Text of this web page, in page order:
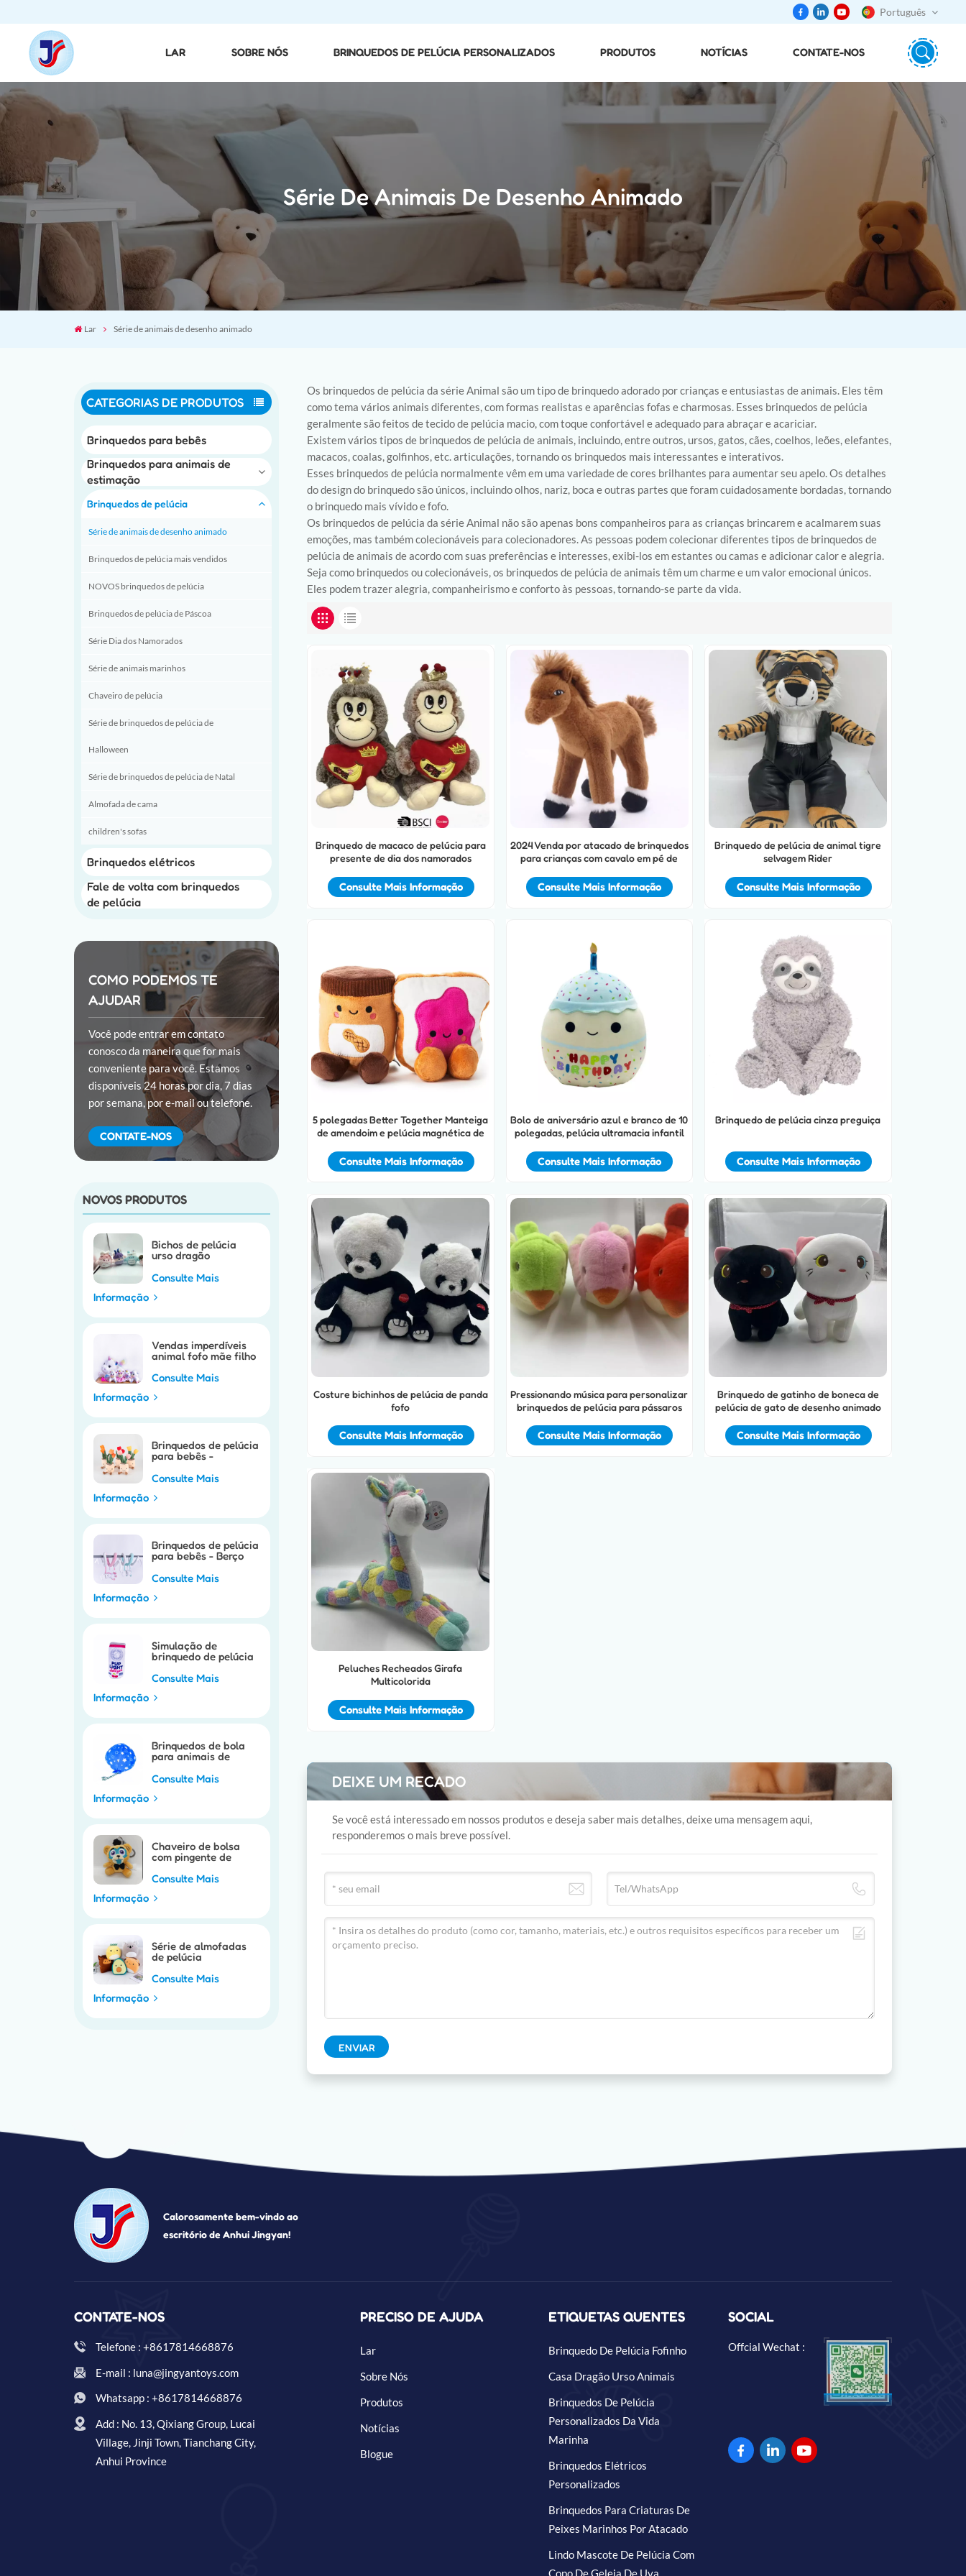
Português
português
日本語
español
русский
LAR SOBRE NÓS BRINQUEDOS DE PELÚCIA PERSONALIZADOS PRODUTOS NOTÍCIAS CONTATE-NOS
Série De Animais De Desenho Animado
Lar Série de animais de desenho animado
CATEGORIAS DE PRODUTOS
Brinquedos para bebês
Brinquedos para animais de
estimação
Brinquedos de pelúcia
Série de animais de desenho animado
Brinquedos de pelúcia mais vendidos
NOVOS brinquedos de pelúcia
Brinquedos de pelúcia de Páscoa
Série Dia dos Namorados
Série de animais marinhos
Chaveiro de pelúcia
Série de brinquedos de pelúcia de
Halloween
Série de brinquedos de pelúcia de Natal
Almofada de cama
children's sofas
Brinquedos elétricos
Fale de volta com brinquedos
de pelúcia
COMO PODEMOS TE
AJUDAR
Você pode entrar em contato
conosco da maneira que for mais
conveniente para você. Estamos
disponíveis 24 horas por dia, 7 dias
por semana, por e-mail ou telefone.
CONTATE-NOS
NOVOS PRODUTOS
Bichos de pelúcia
urso dragão
Consulte Mais
Informação
Vendas imperdíveis
animal fofo mãe filho
Consulte Mais
Informação
Brinquedos de pelúcia
para bebês -
brinquedo de
fantoche móvel para
Consulte Mais
Informação
Brinquedos de pelúcia
para bebês - Berço
brinquedo de berço
Consulte Mais
Informação
Simulação de
brinquedo de pelúcia
para cachorro de
estimação
Consulte Mais
Informação
Brinquedos de bola
para animais de
personalizados
Consulte Mais
Informação
Chaveiro de bolsa
com pingente de
pelúcia
personalizável
Consulte Mais
Informação
Série de almofadas
de pelúcia
personalizáveis para
a Páscoa
Consulte Mais
Informação
Os brinquedos de pelúcia da série Animal são um tipo de brinquedo adorado por crianças e entusiastas de animais. Eles têm
como tema vários animais diferentes, com formas realistas e aparências fofas e charmosas. Esses brinquedos de pelúcia
geralmente são feitos de tecido de pelúcia macio, com toque confortável e adequado para abraçar e acariciar.
Existem vários tipos de brinquedos de pelúcia de animais, incluindo, entre outros, ursos, gatos, cães, coelhos, leões, elefantes,
macacos, coalas, golfinhos, etc. articulações, tornando os brinquedos mais interessantes e interativos.
Esses brinquedos de pelúcia normalmente vêm em uma variedade de cores brilhantes para aumentar seu apelo. Os detalhes
do design do brinquedo são únicos, incluindo olhos, nariz, boca e outras partes que foram cuidadosamente bordadas, tornando
o brinquedo mais vívido e fofo.
Os brinquedos de pelúcia da série Animal não são apenas bons companheiros para as crianças brincarem e acalmarem suas
emoções, mas também colecionáveis para colecionadores. As pessoas podem colecionar diferentes tipos de brinquedos de
pelúcia de animais de acordo com suas preferências e interesses, exibi-los em estantes ou camas e adicionar calor e alegria.
Seja como brinquedos ou colecionáveis, os brinquedos de pelúcia de animais têm um charme e um valor emocional únicos.
Eles podem trazer alegria, companheirismo e conforto às pessoas, tornando-se parte da vida.
Brinquedo de macaco de pelúcia para
presente de dia dos namorados
Consulte Mais Informação
2024 Venda por atacado de brinquedos
para crianças com cavalo em pé de
Consulte Mais Informação
Brinquedo de pelúcia de animal tigre
selvagem Rider
Consulte Mais Informação
5 polegadas Better Together Manteiga
de amendoim e pelúcia magnética de
Consulte Mais Informação
Bolo de aniversário azul e branco de 10
polegadas, pelúcia ultramacia infantil
Consulte Mais Informação
Brinquedo de pelúcia cinza preguiça
Consulte Mais Informação
Costure bichinhos de pelúcia de panda
fofo
Consulte Mais Informação
Pressionando música para personalizar
brinquedos de pelúcia para pássaros
Consulte Mais Informação
Brinquedo de gatinho de boneca de
pelúcia de gato de desenho animado
Consulte Mais Informação
Peluches Recheados Girafa
Multicolorida
Consulte Mais Informação
DEIXE UM RECADO
Se você está interessado em nossos produtos e deseja saber mais detalhes, deixe uma mensagem aqui,
responderemos o mais breve possível.
ENVIAR
Calorosamente bem-vindo ao
escritório de Anhui Jingyan!
CONTATE-NOS
Telefone : +8617814668876
E-mail : luna@jingyantoys.com
Whatsapp : +8617814668876
Add : No. 13, Qixiang Group, Lucai
Village, Jinji Town, Tianchang City,
Anhui Province
PRECISO DE AJUDA
Lar
Sobre Nós
Produtos
Notícias
Blogue
ETIQUETAS QUENTES
Brinquedo De Pelúcia Fofinho
Casa Dragão Urso Animais
Brinquedos De Pelúcia
Personalizados Da Vida
Marinha
Brinquedos Elétricos
Personalizados
Brinquedos Para Criaturas De
Peixes Marinhos Por Atacado
Lindo Mascote De Pelúcia Com
Copo De Geleia De Uva
SOCIAL
Offcial Wechat :